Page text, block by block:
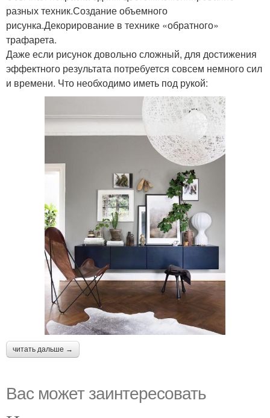
разных техник.Создание объемного
рисунка.Декорирование в технике «обратного»
трафарета.
Даже если рисунок довольно сложный, для достижения
эффектного результата потребуется совсем немного сил
и времени. Что необходимо иметь под рукой:
читать дальше →
Вас может заинтересовать